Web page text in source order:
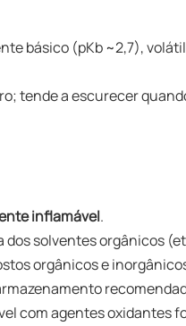
básico (pKb ~2,7),
tende a escurecer
inflamável.
dos solventes orgânicos
orgânicos e
com agentes oxidantes